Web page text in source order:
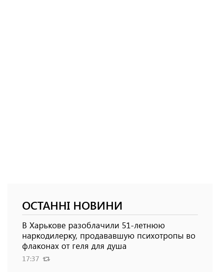
ОСТАННІ НОВИНИ
В Харькове разоблачили 51-летнюю
наркодилерку, продававшую психотропы во
флаконах от геля для душа
17:37